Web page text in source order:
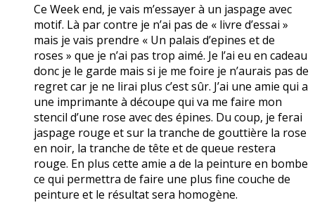
Ce Week end, je vais m’essayer à un jaspage avec
motif. Là par contre je n’ai pas de « livre d’essai »
mais je vais prendre « Un palais d’epines et de
roses » que je n’ai pas trop aimé. Je l’ai eu en cadeau
donc je le garde mais si je me foire je n’aurais pas de
regret car je ne lirai plus c’est sûr. J’ai une amie qui a
une imprimante à découpe qui va me faire mon
stencil d’une rose avec des épines. Du coup, je ferai
jaspage rouge et sur la tranche de gouttière la rose
en noir, la tranche de tête et de queue restera
rouge. En plus cette amie a de la peinture en bombe
ce qui permettra de faire une plus fine couche de
peinture et le résultat sera homogène.